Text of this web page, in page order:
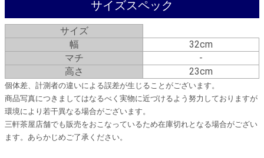
サイズスペック
サイズ
幅
32cm
マチ
-
高さ
23cm
個体差、計測者の違いによる誤差が生じることがございます。
商品写真につきましてはなるべく実物に近づけるよう努力しておりますが
環境により若干異なる場合がございます。
三軒茶屋店舗でも販売をおこなっているため在庫切れとなる場合がござい
ます。あらかじめご了承ください。